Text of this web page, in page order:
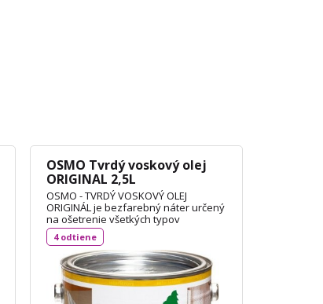
OSMO Tvrdý voskový olej
ORIGINAL 2,5L
OSMO - TVRDÝ VOSKOVÝ OLEJ
ORIGINÁL je bezfarebný náter určený
na ošetrenie všetkých typov
drevených podláh, dosiek OSB podľa
DIN 18356 a nábytku. Je vhodný aj na
korkové podlahy a vďaka svojej
priľnavosti aj na neglazúrované
dlaždice. Spotreba: 1L / 24 m²
TECHNICKÝ LIST
4 odtiene